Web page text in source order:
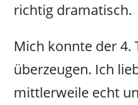
richtig dramatisch.
Mich konnte der 4.
überzeugen. Ich
mittlerweile echt